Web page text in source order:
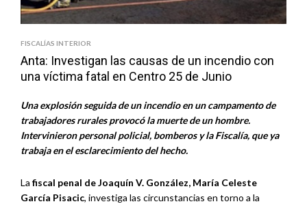
FISCALÍAS INTERIOR
Anta: Investigan las causas de un incendio con
una víctima fatal en Centro 25 de Junio
Una explosión seguida de un incendio en un campamento de
trabajadores rurales provocó la muerte de un hombre.
Intervinieron personal policial, bomberos y la Fiscalía, que ya
trabaja en el esclarecimiento del hecho.
La fiscal penal de Joaquín V. González, María Celeste
García Pisacic, investiga las circunstancias en torno a la